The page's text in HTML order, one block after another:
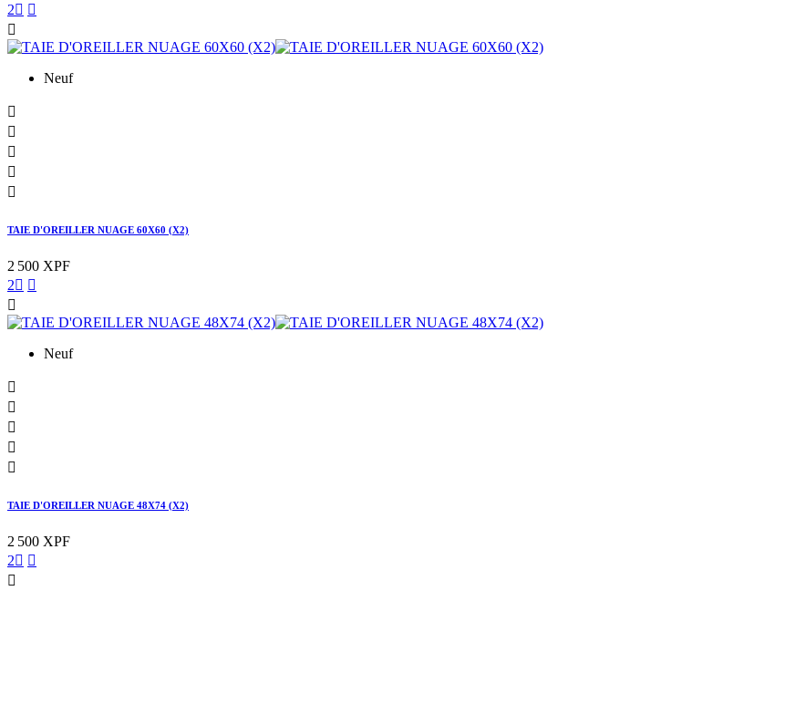
2 

Neuf





TAIE D'OREILLER NUAGE 60X60 (X2)
2 500 XPF
2 

Neuf





TAIE D'OREILLER NUAGE 48X74 (X2)
2 500 XPF
2 
